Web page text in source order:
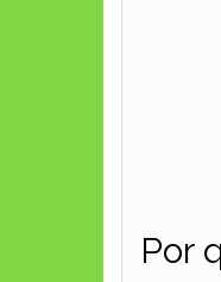
Por